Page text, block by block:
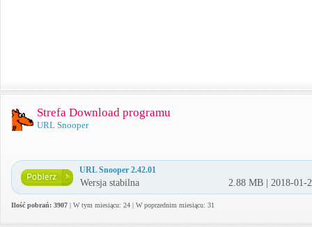
Strefa Download programu
URL Snooper
URL Snooper 2.42.01
Wersja stabilna 2.88 MB | 2018-01-
Ilość pobrań: 3907 | W tym miesiącu: 24 | W poprzednim miesiącu: 31